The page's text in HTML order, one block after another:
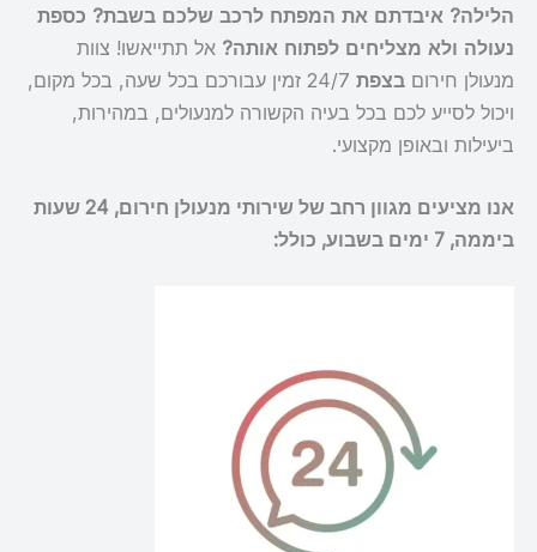
הלילה? איבדתם את המפתח לרכב שלכם בשבת? כספת
נעולה ולא מצליחים לפתוח אותה? אל תתייאשו! צוות
מנעולן חירום בצפת
24/7 זמין עבורכם בכל שעה, בכל מקום,
ויכול לסייע לכם בכל בעיה הקשורה למנעולים, במהירות,
ביעילות ובאופן מקצועי.
אנו מציעים מגוון רחב של שירותי מנעולן חירום, 24 שעות
ביממה, 7 ימים בשבוע, כולל: